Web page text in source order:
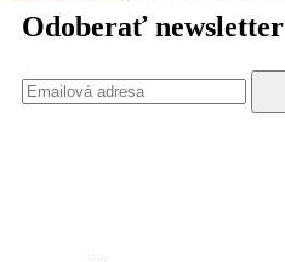
Odoberať newsletter